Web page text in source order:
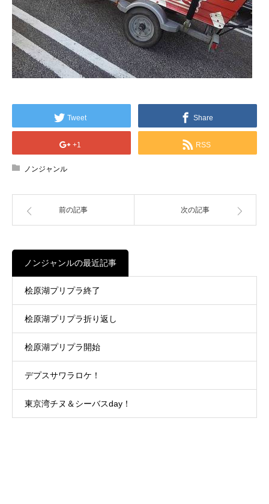
Tweet Share
+1 RSS
ノンジャンル
前の記事 次の記事
ノンジャンルの最近記事
桧原湖プリプラ終了
桧原湖プリプラ折り返し
桧原湖プリプラ開始
デプスサワラロケ！
東京湾チヌ＆シーバスday！